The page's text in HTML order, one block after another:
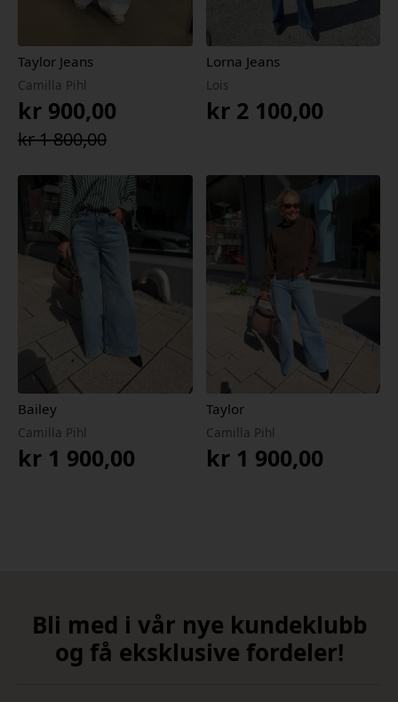
Taylor Jeans
Camilla Pihl
kr1 800,00
Opprinnelig
var:
kr 1
800,00.
kr 900,00
Nåværende
er:
kr 900,00.
Lorna Jeans
Lois
kr2 100,00
Bailey
Camilla Pihl
kr 1 900,00
Taylor
Camilla Pihl
kr1 900,00
Bli med i vår nye kundeklubb
og få eksklusive fordeler!